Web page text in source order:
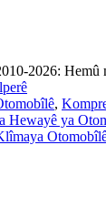
2026: Hemû
,
Hewayê ya